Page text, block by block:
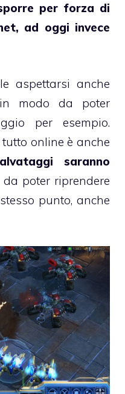
per forza di
ad oggi invece
aspettarsi anche
modo da poter
per esempio.
online è anche
saranno
poter riprendere
punto, anche